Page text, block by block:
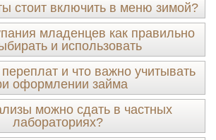
стоит включить в меню зимой?
младенцев как правильно
и использовать
и что важно учитывать
оформлении займа
можно сдать в частных
лабораториях?